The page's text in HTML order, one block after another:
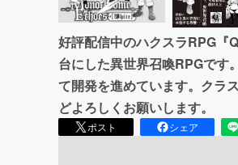
好評配信中のハクスラRPG『
台にした異世界召喚RPGです
て開発を進めています。クラ
どよろしくお願いします。
ポスト シェア